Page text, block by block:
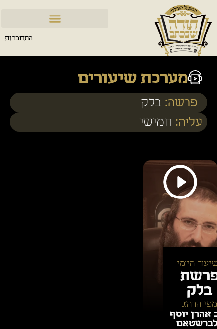
התחברות
מערכת שיעורים
פרשה: בלק
עליה: חמישי
היומי
בלק
מפי הרה״ג
אהרן יוסף